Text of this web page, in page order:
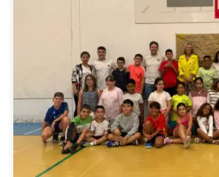
ampliación inmediata de las plazas
verano, después de constatar que
inicialmente en lista de espera
diferentes durante todo el verano.
junio, 3 menores quedaron fuera de
propia lista de admitidos difundida
semana del 29 al 3 de julio, fueron 12
admitidos. Y en la semana en curso
podido disfrutar de este servicio. En
entre el 13 y el 31 de julio, otros 12